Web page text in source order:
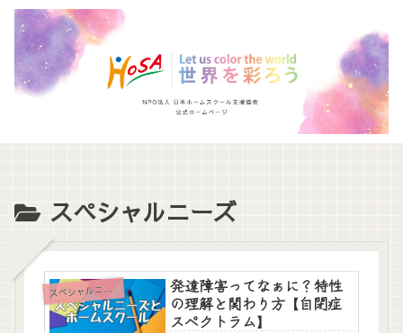
スペシャルニーズ
ス
ペシャルニーズ
発達障害ってなぁに？特性
の理解と関わり方【自閉症
スペクトラム】